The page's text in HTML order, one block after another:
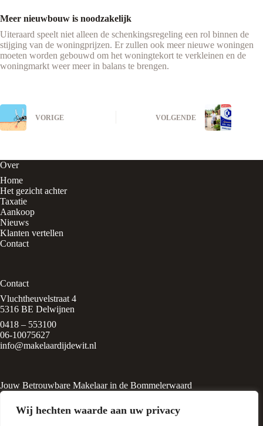
Wij hechten waarde aan uw privacy
Meer nieuwbouw is noodzakelijk
Uiteraard speelt niet alleen de schenkingsregeling een rol binnen de
stijging van de woningprijzen. Er zullen ook meer nieuwe woningen
moeten worden gebouwd om het woningtekort te verkleinen en de
woningmarkt weer meer in balans te brengen.
VORIGE VOLGENDE
Over
Home
Het gezicht achter
Taxatie
Aankoop
Nieuws
Klanten vertellen
Contact
Contact
Vluchtheuvelstraat 4
5316 BE Delwijnen
0418 – 553100
06-10075627
info@makelaardijdewit.nl
Jouw Betrouwbare Makelaar in de Bommelerwaard
rustige, groene dorp